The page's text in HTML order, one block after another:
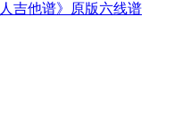
吉他谱》原版六线谱